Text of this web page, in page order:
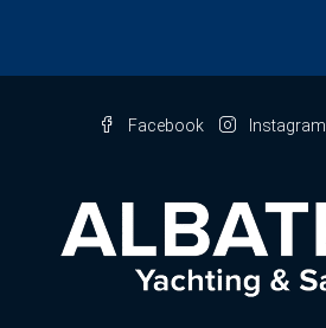
Facebook Instagram